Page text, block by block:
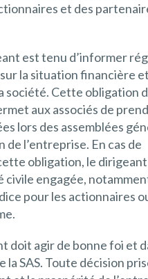
et des
est tenu d’informer
la situation financière et
société. Cette obligation
aux associés de
lors des assemblées
de l’entreprise. En cas de
obligation, le
civile engagée,
pour les actionnaires
doit agir de bonne foi et
la SAS. Toute décision